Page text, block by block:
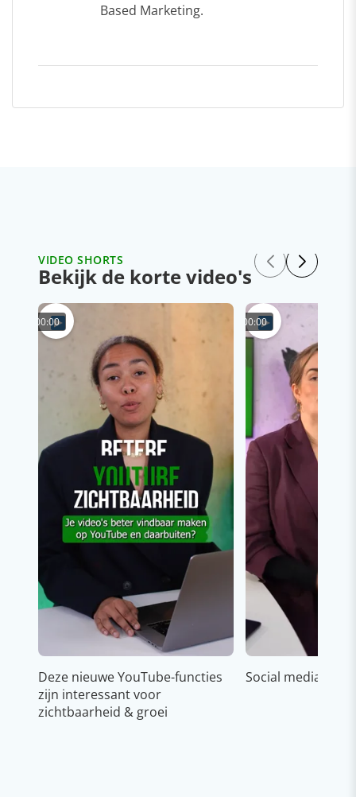
Based Marketing.
VIDEO SHORTS
Bekijk de korte video's
00:00
Deze nieuwe YouTube-functies
zijn interessant voor
zichtbaarheid & groei
00:00
Social media